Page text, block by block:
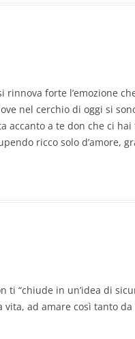
forte l’emozione
nel cerchio di oggi si
accanto a te don che ci
ricco solo d’amore,
ti “chiude in un’idea di
ad amare così tanto da